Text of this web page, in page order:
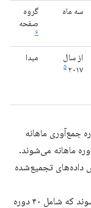
سه ماه
گروه
صفحه
۶
از سال
۲۰۱۷ ۵
مبدا
جمع‌آوری ماهانه
داده‌های تجمیع‌شده
داده‌های تاریخی هفتگی هر دوشنبه منتشر می‌شوند که شامل ۴۰ دوره